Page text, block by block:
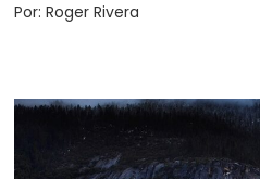
Por: Roger Rivera